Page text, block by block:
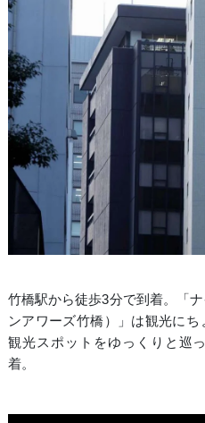
竹橋駅から徒歩3分で到着。「
ンアワーズ竹橋）」は観光に
観光スポットをゆっくりと巡
着。